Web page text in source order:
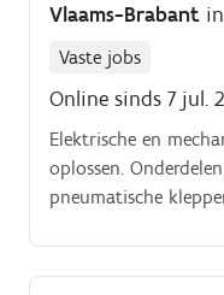
Vlaams-Brabant in
Vaste jobs
Online sinds 7 jul.
Elektrische en
oplossen.
pneumatische